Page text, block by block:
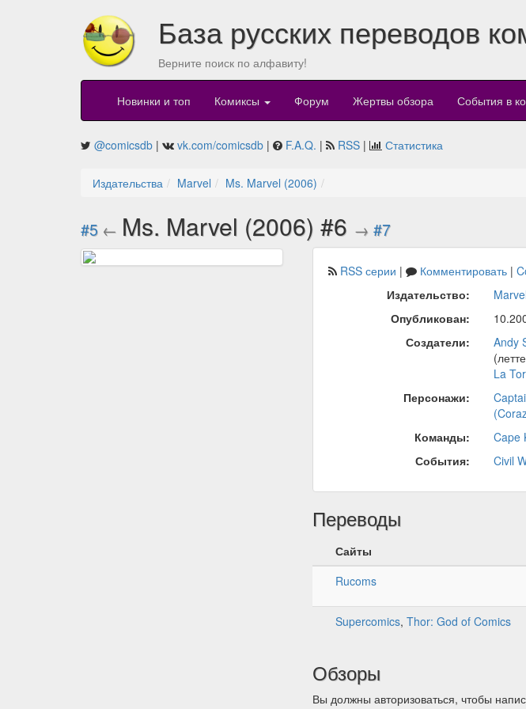
База русских переводов
Верните поиск по алфавиту!
Новинки и топ Комиксы Форум Жертвы обзора События в
@comicsdb | vk.com/comicsdb | F.A.Q. | RSS | Статистика
Издательства Marvel Ms. Marvel (2006)
#5 ← Ms. Marvel (2006) #6 → #7
RSS серии | Комментировать|
Издательство:
Marvel
Опубликован:
Создатели:
Andy
La
Персонажи:
Команды:
Cape
События:
Civil
Переводы
Сайты
Rucoms
Supercomics, Thor: God of Comics
Обзоры
Вы должны авторизоваться, чтобы